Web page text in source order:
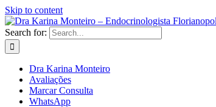
Skip to content
Search for:
Dra Karina Monteiro
Avaliações
Marcar Consulta
WhatsApp